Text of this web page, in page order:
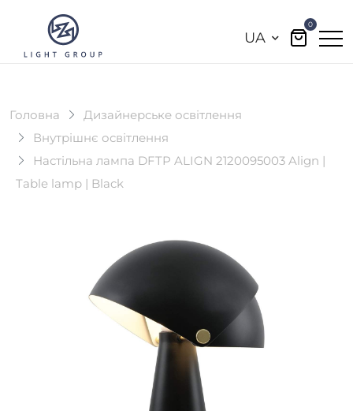
UA
0
Головна
Дизайнерське освітлення
Внутрішнє освітлення
Настільна лампа DFTP ALIGN 2120095003 Align |
Table lamp | Black